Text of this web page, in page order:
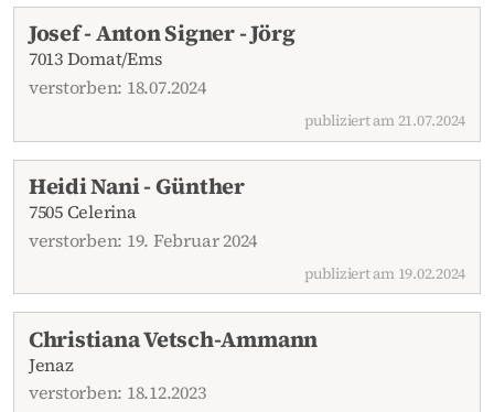
Josef - Anton Signer - Jörg
7013 Domat/Ems
verstorben: 18.07.2024
publiziert am 21.07.2024
Heidi Nani - Günther
7505 Celerina
verstorben: 19. Februar 2024
publiziert am 19.02.2024
Christiana Vetsch-Ammann
Jenaz
verstorben: 18.12.2023